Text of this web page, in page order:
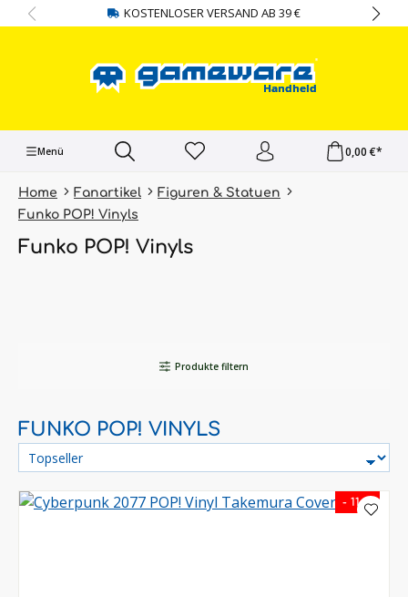
springen KOSTENLOSER VERSAND AB 39 €
Menü 0,00 €*
Home Fanartikel
Figuren & Statuen
Funko POP! Vinyls
Funko POP! Vinyls
Produkte filtern
FUNKO POP! VINYLS
- 11 %